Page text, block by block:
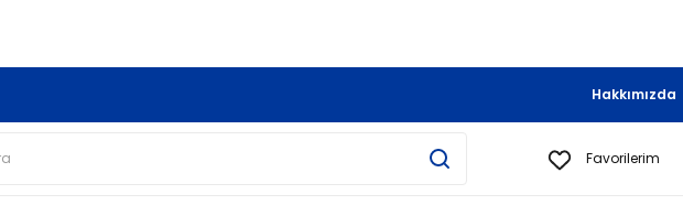
Hakkımızda
Favorilerim